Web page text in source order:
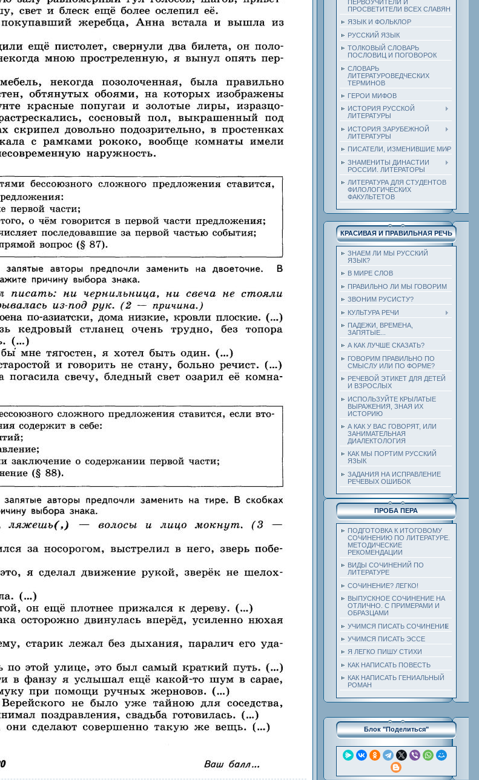
ПЕРВОУЧИТЕЛИ И
ПРОСВЕТИТЕЛИ ВСЕХ СЛАВЯН
ЯЗЫК И ФОЛЬКЛОР
РУССКИЙ ЯЗЫК
ТОЛКОВЫЙ СЛОВАРЬ
ПОСЛОВИЦ И ПОГОВОРОК
СЛОВАРЬ
ЛИТЕРАТУРОВЕДЧЕСКИХ
ТЕРМИНОВ
ГЕРОИ МИФОВ
ИСТОРИЯ РУССКОЙ
ЛИТЕРАТУРЫ
ИСТОРИЯ ЗАРУБЕЖНОЙ
ЛИТЕРАТУРЫ
ПИСАТЕЛИ, ИЗМЕНИВШИЕ МИР
ЗНАМЕНИТЫ ДИНАСТИИ
РОССИИ. ЛИТЕРАТОРЫ
ЛИТЕРАТУРА ДЛЯ СТУДЕНТОВ
ФИЛОЛОГИЧЕСКИХ
ФАКУЛЬТЕТОВ
КРАСИВАЯ И ПРАВИЛЬНАЯ РЕЧЬ
ЗНАЕМ ЛИ МЫ РУССКИЙ
ЯЗЫК?
В МИРЕ СЛОВ
ПРАВИЛЬНО ЛИ МЫ ГОВОРИМ
ЗВОНИМ РУСИСТУ?
КУЛЬТУРА РЕЧИ
ПАДЕЖИ, ВРЕМЕНА,
ЗАПЯТЫЕ...
А КАК ЛУЧШЕ СКАЗАТЬ?
ГОВОРИМ ПРАВИЛЬНО ПО
СМЫСЛУ ИЛИ ПО ФОРМЕ?
РЕЧЕВОЙ ЭТИКЕТ ДЛЯ ДЕТЕЙ
И ВЗРОСЛЫХ
ИСПОЛЬЗУЙТЕ КРЫЛАТЫЕ
ВЫРАЖЕНИЯ, ЗНАЯ ИХ
ИСТОРИЮ
А КАК У ВАС ГОВОРЯТ, ИЛИ
ЗАНИМАТЕЛЬНАЯ
ДИАЛЕКТОЛОГИЯ
КАК МЫ ПОРТИМ РУССКИЙ
ЯЗЫК
ЗАДАНИЯ НА ИСПРАВЛЕНИЕ
РЕЧЕВЫХ ОШИБОК
ПРОБА ПЕРА
ПОДГОТОВКА К ИТОГОВОМУ
СОЧИНЕНИЮ ПО ЛИТЕРАТУРЕ.
МЕТОДИЧЕСКИЕ
РЕКОМЕНДАЦИИ
ВИДЫ СОЧИНЕНИЙ ПО
ЛИТЕРАТУРЕ
СОЧИНЕНИЕ? ЛЕГКО!
ВЫПУСКНОЕ СОЧИНЕНИЕ НА
ОТЛИЧНО. С ПРИМЕРАМИ И
ОБРАЗЦАМИ
УЧИМСЯ ПИСАТЬ СОЧИНЕНИЕ
УЧИМСЯ ПИСАТЬ ЭССЕ
Я ЛЕГКО ПИШУ СТИХИ
КАК НАПИСАТЬ ПОВЕСТЬ
КАК НАПИСАТЬ ГЕНИАЛЬНЫЙ
РОМАН
Блок "Поделиться"